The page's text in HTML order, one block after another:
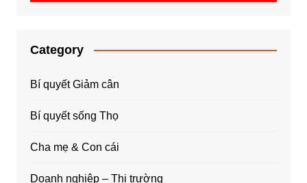
Category
Bí quyết Giảm cân
Bí quyết sống Thọ
Cha mẹ & Con cái
Doanh nghiệp – Thị trường